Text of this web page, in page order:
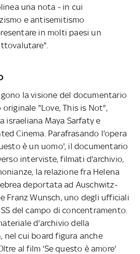
una nota - in cui
e antisemitismo
in molti paesi un
la visione del documentario
"Love, This is Not",
israeliana Maya Sarfaty e
Cinema. Parafrasando l'opera
è un uomo', il documentario
interviste, filmati d'archivio,
la relazione fra Helena
deportata ad Auschwitz-
Franz Wunsch, uno degli ufficiali
del campo di concentramento.
d'archivio della
nel cui board figura anche
al film 'Se questo è amore'